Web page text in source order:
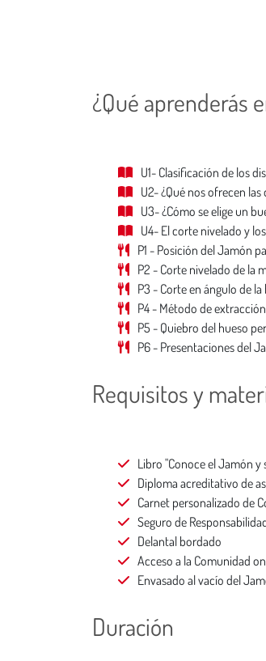
¿Qué aprenderás
U1- Clasificación de los
U2- ¿Qué nos ofrecen
U3- ¿Cómo se elige un
U4- El corte nivelado y
P1 - Posición del Jamón
P2 - Corte nivelado de la
P3 - Corte en ángulo de la
P4 - Método de
P5 - Quiebro del hueso
P6 - Presentaciones del
Requisitos y
Libro "Conoce el Jamón y
Diploma acreditativo de
Carnet personalizado de
Seguro de
Delantal bordado
Acceso a la Comunidad
Envasado al vacío del
Duración